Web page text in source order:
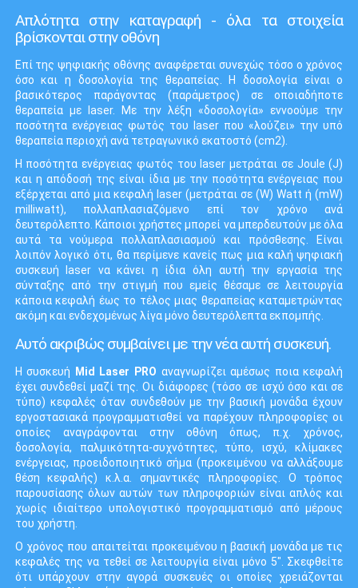
Απλότητα στην καταγραφή - όλα τα στοιχεία
βρίσκονται στην οθόνη
Επί της ψηφιακής οθόνης αναφέρεται συνεχώς τόσο ο χρόνος
όσο και η δοσολογία της θεραπείας. Η δοσολογία είναι ο
βασικότερος παράγοντας (παράμετρος) σε οποιαδήποτε
θεραπεία με laser. Με την λέξη «δοσολογία» εννοούμε την
ποσότητα ενέργειας φωτός του laser που «λούζει» την υπό
θεραπεία περιοχή ανά τετραγωνικό εκατοστό (cm2).
Η ποσότητα ενέργειας φωτός του laser μετράται σε Joule (J)
και η απόδοσή της είναι ίδια με την ποσότητα ενέργειας που
εξέρχεται από μια κεφαλή laser (μετράται σε (W) Watt ή (mW)
milliwatt), πολλαπλασιαζόμενο επί τον χρόνο ανά
δευτερόλεπτο. Κάποιοι χρήστες μπορεί να μπερδευτούν με όλα
αυτά τα νούμερα πολλαπλασιασμού και πρόσθεσης. Είναι
λοιπόν λογικό ότι, θα περίμενε κανείς πως μια καλή ψηφιακή
συσκευή laser να κάνει η ίδια όλη αυτή την εργασία της
σύνταξης από την στιγμή που εμείς θέσαμε σε λειτουργία
κάποια κεφαλή έως το τέλος μιας θεραπείας καταμετρώντας
ακόμη και ενδεχομένως λίγα μόνο δευτερόλεπτα εκπομπής.
Αυτό ακριβώς συμβαίνει με την νέα αυτή συσκευή.
Η συσκευή Mid Laser PRO αναγνωρίζει αμέσως ποια κεφαλή
έχει συνδεθεί μαζί της. Οι διάφορες (τόσο σε ισχύ όσο και σε
τύπο) κεφαλές όταν συνδεθούν με την βασική μονάδα έχουν
εργοστασιακά προγραμματισθεί να παρέχουν πληροφορίες οι
οποίες αναγράφονται στην οθόνη όπως, π.χ. χρόνος,
δοσολογία, παλμικότητα-συχνότητες, τύπο, ισχύ, κλίμακες
ενέργειας, προειδοποιητικό σήμα (προκειμένου να αλλάξουμε
θέση κεφαλής) κ.λ.α. σημαντικές πληροφορίες. Ο τρόπος
παρουσίασης όλων αυτών των πληροφοριών είναι απλός και
χωρίς ιδιαίτερο υπολογιστικό προγραμματισμό από μέρους
του χρήστη.
Ο χρόνος που απαιτείται προκειμένου η βασική μονάδα με τις
κεφαλές της να τεθεί σε λειτουργία είναι μόνο 5". Σκεφθείτε
ότι υπάρχουν στην αγορά συσκευές οι οποίες χρειάζονται